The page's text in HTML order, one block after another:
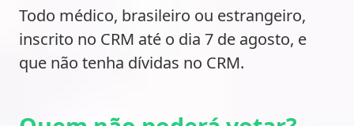
Todo médico, brasileiro ou estrangeiro,
inscrito no CRM até o dia 7 de agosto, e
que não tenha dívidas no CRM.